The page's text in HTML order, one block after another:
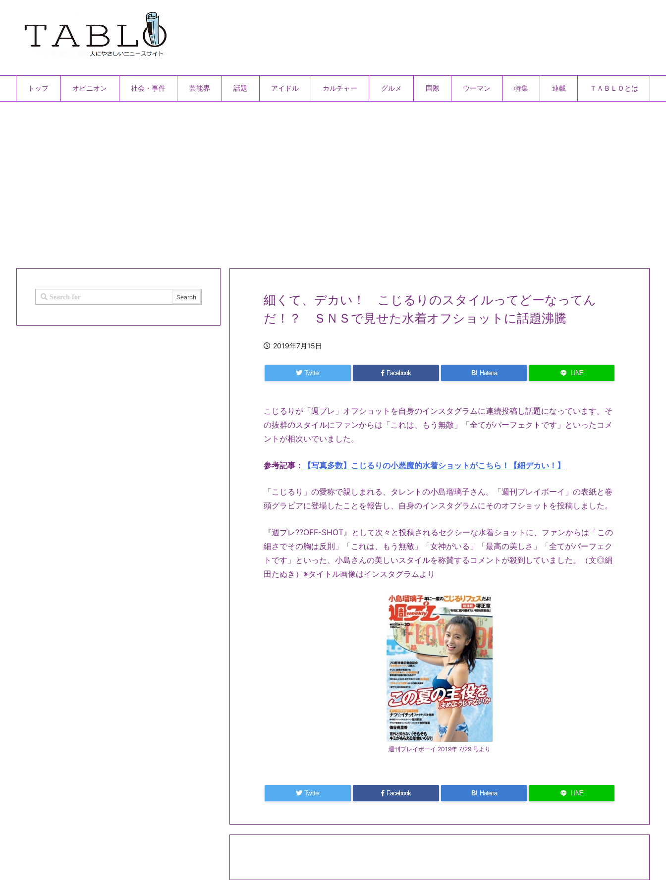
トップ オピニオン 社会・事件 芸能界 話題 アイドル カルチャー グルメ 国際 ウーマン 特集 連載 ＴＡＢＬＯとは
細くて、デカい！ こじるりのスタイルってどーなってん
だ！？ ＳＮＳで見せた水着オフショットに話題沸騰
2019年7月15日
Twitter Facebook B! Hatena LINE
こじるりが「週プレ」オフショットを自身のインスタグラムに連続投稿し話題になっています。そ
の抜群のスタイルにファンからは「これは、もう無敵」「全てがパーフェクトです」といったコメ
ントが相次いでいました。
参考記事： 【写真多数】こじるりの小悪魔的水着ショットがこちら！【細デカい！】
「こじるり」の愛称で親しまれる、タレントの小島瑠璃子さん。「週刊プレイボーイ」の表紙と巻
頭グラビアに登場したことを報告し、自身のインスタグラムにそのオフショットを投稿しました。
『週プレ??OFF-SHOT』として次々と投稿されるセクシーな水着ショットに、ファンからは「この
細さでその胸は反則」「これは、もう無敵」「女神がいる」「最高の美しさ」「全てがパーフェク
トです」といった、小島さんの美しいスタイルを称賛するコメントが殺到していました。（文◎絹
田たぬき）※タイトル画像はインスタグラムより
週刊プレイボーイ 2019年 7/29 号より
Twitter Facebook B! Hatena LINE